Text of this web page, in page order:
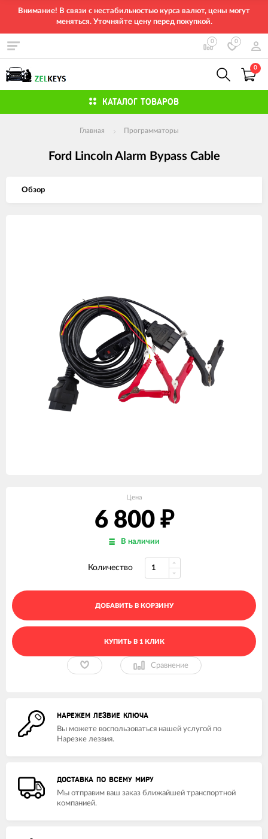
Внимание! В связи с нестабильностью курса валют, цены могут
меняться. Уточняйте цену перед покупкой.
0 0
0
КАТАЛОГ ТОВАРОВ
Главная Программаторы
Ford Lincoln Alarm Bypass Cable
Обзор
Цена
6 800 ₽
В наличии
Количество
ДОБАВИТЬ В КОРЗИНУ
КУПИТЬ В 1 КЛИК
Сравнение
НАРЕЖЕМ ЛЕЗВИЕ КЛЮЧА
Вы можете воспользоваться нашей услугой по
Нарезке лезвия.
ДОСТАВКА ПО ВСЕМУ МИРУ
Мы отправим ваш заказ ближайшей транспортной
компанией.